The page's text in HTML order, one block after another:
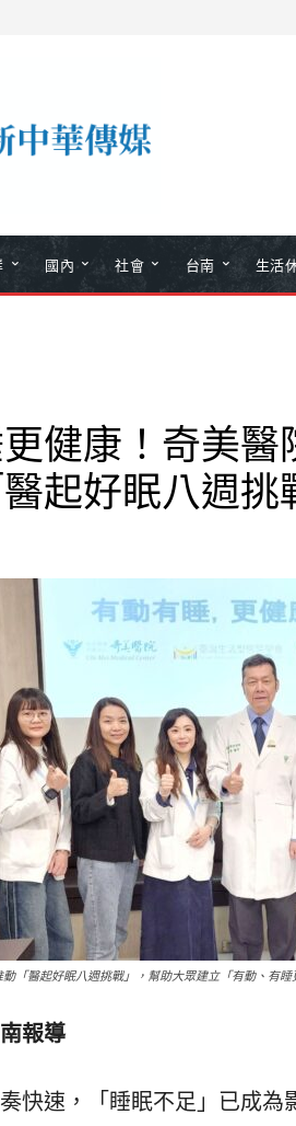
國內 社會 台南 生活
健康！奇美醫
起好眠八週挑
「醫起好眠八週挑戰」，幫助大眾建立「有動、有睡
報導
快速，「睡眠不足」已成為